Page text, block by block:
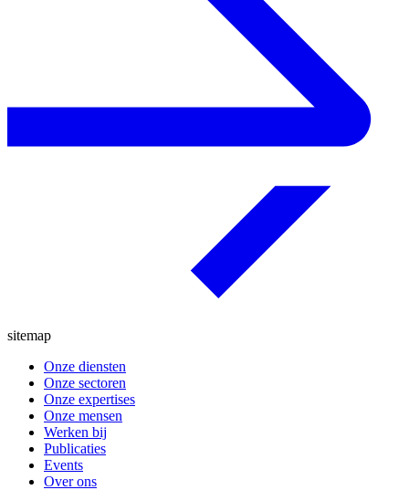
sitemap
Onze diensten
Onze sectoren
Onze expertises
Onze mensen
Werken bij
Publicaties
Events
Over ons